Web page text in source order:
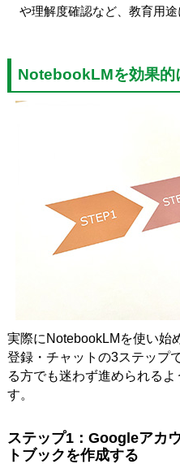
や理解度確認など、教育用途
NotebookLMを効果的
実際にNotebookLMを使い始
登録・チャットの3ステップ
る方でも迷わず進められる
す。
ステップ1：Googleアカ
トブックを作成する